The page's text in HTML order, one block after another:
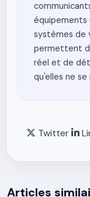
équipements
systèmes de
permettent
réel et de
qu'elles ne
Twitter
Articles